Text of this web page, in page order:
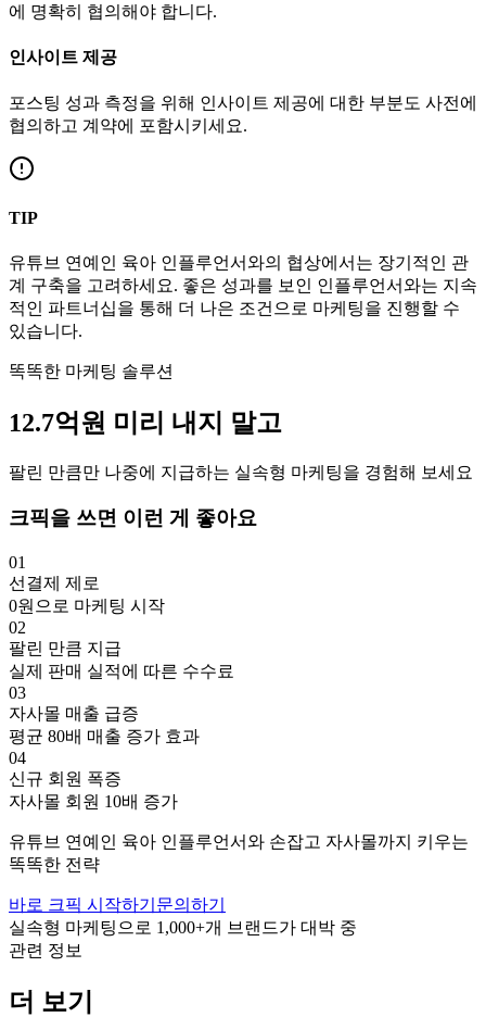
에 명확히 협의해야 합니다.
인사이트 제공
포스팅 성과 측정을 위해 인사이트 제공에 대한 부분도 사전에
협의하고 계약에 포함시키세요.
TIP
유튜브 연예인 육아 인플루언서와의 협상에서는 장기적인 관
계 구축을 고려하세요. 좋은 성과를 보인 인플루언서와는 지속
적인 파트너십을 통해 더 나은 조건으로 마케팅을 진행할 수
있습니다.
똑똑한 마케팅 솔루션
12.7억 원 미리 내지 말고
팔린 만큼만 나중에 지급하는 실속형 마케팅을 경험해 보세요
크픽을 쓰면 이런 게 좋아요
01
선결제 제로
0원으로 마케팅 시작
02
팔린 만큼 지급
실제 판매 실적에 따른 수수료
03
자사몰 매출 급증
평균 80배 매출 증가 효과
04
신규 회원 폭증
자사몰 회원 10배 증가
유튜브 연예인 육아 인플루언서와 손잡고 자사몰까지 키우는
똑똑한 전략
바로 크픽 시작하기 문의하기
실속형 마케팅으로 1,000+개 브랜드가 대박 중
관련 정보
더 보기